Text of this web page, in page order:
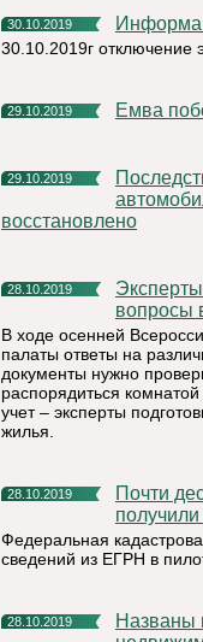
30.10.2019
30.10.2019г отключение
29.10.2019 Емва
29.10.2019
Последствия проливных дождей устранены: безопасное
восстановлено
28.10.2019
Эксперты Федеральной кадастровой палаты ответили на
вопросы
В ходе осенней
палаты ответы на
документы нужно
распорядиться
учет – эксперты
жилья.
28.10.2019
Почти десять тысяч выписок о недвижимости россияне
Федеральная
сведений из ЕГРН в
28.10.2019
Названы вопросы, наиболее волнующие владельцев